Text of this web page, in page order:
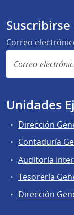
Correo
Unidades
Dirección
Contaduría
Auditoría
Tesorería
Dirección